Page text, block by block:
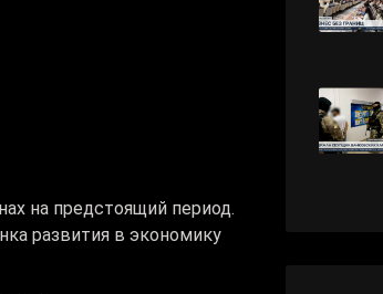
на предстоящий период.
развития в экономику